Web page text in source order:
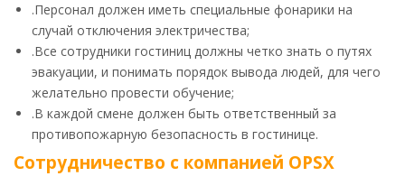
.Персонал должен иметь специальные фонарики на
случай отключения электричества;
.Все сотрудники гостиниц должны четко знать о путях
эвакуации, и понимать порядок вывода людей, для чего
желательно провести обучение;
.В каждой смене должен быть ответственный за
противопожарную безопасность в гостинице.
Сотрудничество с компанией OPSX